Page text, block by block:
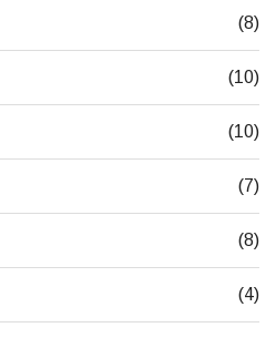
(8)
(10)
(10)
(7)
(8)
(4)